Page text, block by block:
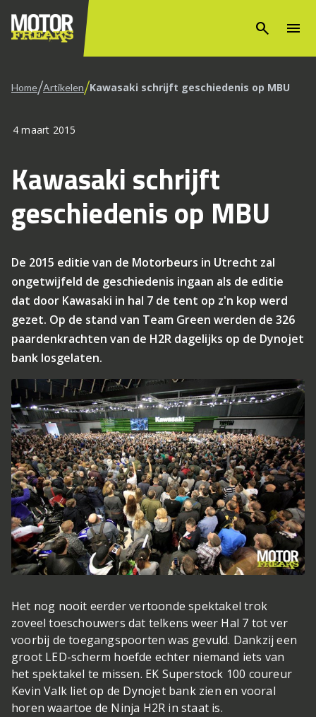
search menu
Home/Artikelen/Kawasaki schrijft geschiedenis op MBU
4 maart 2015
Kawasaki schrijft
geschiedenis op MBU
De 2015 editie van de Motorbeurs in Utrecht zal
ongetwijfeld de geschiedenis ingaan als de editie
dat door Kawasaki in hal 7 de tent op z'n kop werd
gezet. Op de stand van Team Green werden de 326
paardenkrachten van de H2R dagelijks op de Dynojet
bank losgelaten.
Het nog nooit eerder vertoonde spektakel trok
zoveel toeschouwers dat telkens weer Hal 7 tot ver
voorbij de toegangspoorten was gevuld. Dankzij een
groot LED-scherm hoefde echter niemand iets van
het spektakel te missen. EK Superstock 100 coureur
Kevin Valk liet op de Dynojet bank zien en vooral
horen waartoe de Ninja H2R in staat is.